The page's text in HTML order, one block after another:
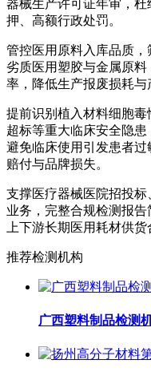
器械生产许可证年审，
押、高额行政处罚。
管控医用原料入库品质
劣质医用塑胶与金属原
率，降低生产报废损耗与
提前识别植入材料细胞
超标等重大临床安全隐患
避免临床使用引发患者
赔付与品牌损失。
支撑医疗器械医院招投
业务，完整合规检测报
上下游长期医用耗材供货
推荐检测机构
广西塑料制品检测